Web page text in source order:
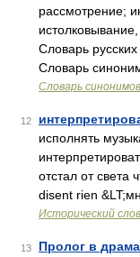
рассмотрение;
Словарь
Словарь
Словарь синонимов
12
исполнять
отстал от света
disent rien
Исторический
13 Пролог в